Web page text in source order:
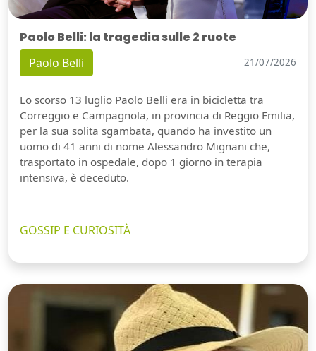
Paolo Belli: la tragedia sulle 2 ruote
Paolo Belli 21/07/2026
Lo scorso 13 luglio Paolo Belli era in bicicletta tra
Correggio e Campagnola, in provincia di Reggio Emilia,
per la sua solita sgambata, quando ha investito un
uomo di 41 anni di nome Alessandro Mignani che,
trasportato in ospedale, dopo 1 giorno in terapia
intensiva, è deceduto.
GOSSIP E CURIOSITÀ